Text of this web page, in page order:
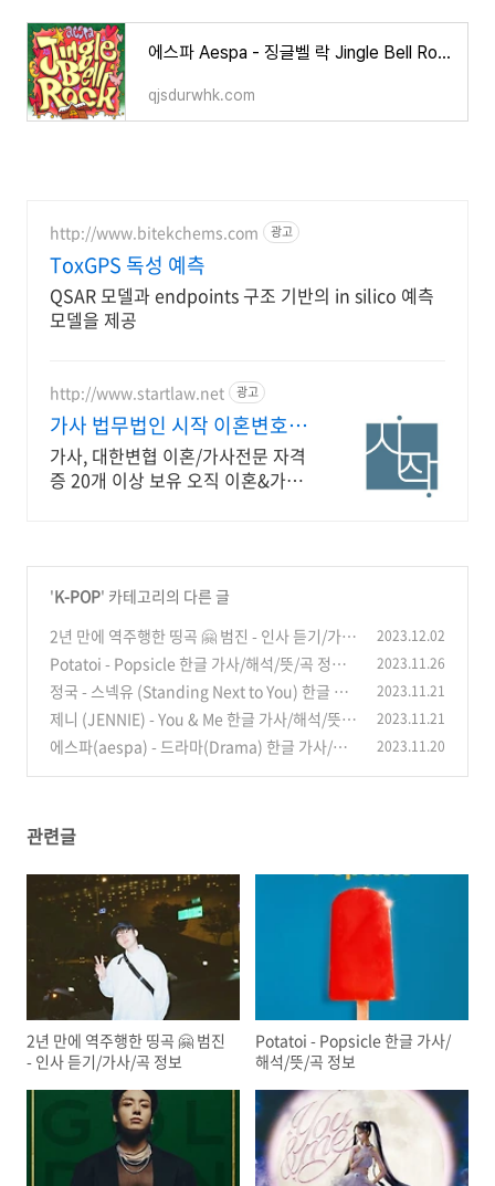
에스파 Aespa - 징글벨 락 Jingle Bell Rock 한글 가사/해석/뜻/곡 정보
qjsdurwhk.com
http://www.bitekchems.com 광고
ToxGPS 독성 예측
QSAR 모델과 endpoints 구조 기반의 in silico 예측
모델을 제공
http://www.startlaw.net 광고
가사 법무법인 시작 이혼변호사
24시간 비밀상담
가사, 대한변협 이혼/가사전문 자격
증 20개 이상 보유 오직 이혼&가사
'K-POP' 카테고리의 다른 글
2년 만에 역주행한 띵곡 🤗 범진 - 인사 듣기/가
사/곡 정보
(0)
2023.12.02
Potatoi - Popsicle 한글 가사/해석/뜻/곡 정보
(0)
2023.11.26
정국 - 스넥유 (Standing Next to You) 한글 가
사/해석/뜻/곡 정보 (0)
2023.11.21
제니 (JENNIE) - You & Me 한글 가사/해석/뜻/
곡 정보 (0)
2023.11.21
에스파(aespa) - 드라마(Drama) 한글 가사/해
2023.11.20
관련글
2년 만에 역주행한 띵곡 🤗 범진
- 인사 듣기/가사/곡 정보
Potatoi - Popsicle 한글 가사/
해석/뜻/곡 정보